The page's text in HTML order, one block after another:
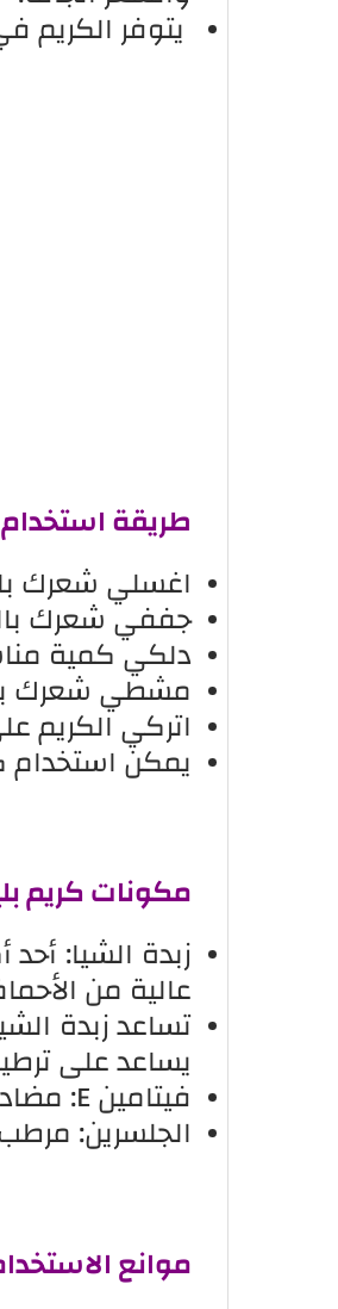
يتوفر الكريم في
طريقة
اغسلي شعرك
جففي شعرك
دلكي كمية
مشطي شعرك
اتركي
يمكن استخدام
مكونات كريم
زبدة الشيا:
عالية من
تساعد زبدة
يساعد على
فيتامين E: مضاد للأكسدة يساعد على حماية الشعر من التلف.
الجلسرين:
موانع